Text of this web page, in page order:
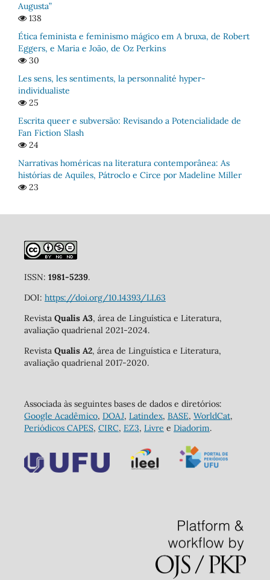
Augusta”
138
Ética feminista e feminismo mágico em A bruxa, de Robert
Eggers, e Maria e João, de Oz Perkins
30
Les sens, les sentiments, la personnalité hyper-
individualiste
25
Escrita queer e subversão: Revisando a Potencialidade de
Fan Fiction Slash
24
Narrativas homéricas na literatura contemporânea: As
histórias de Aquiles, Pátroclo e Circe por Madeline Miller
23
ISSN: 1981-5239.
DOI: https://doi.org/10.14393/LL63
Revista Qualis A3, área de Linguística e Literatura,
avaliação quadrienal 2021-2024.
Revista Qualis A2, área de Linguística e Literatura,
avaliação quadrienal 2017-2020.
Associada às seguintes bases de dados e diretórios:
Google Acadêmico, DOAJ, Latindex, BASE, WorldCat,
Periódicos CAPES, CIRC, EZ3, Livre e Diadorim.